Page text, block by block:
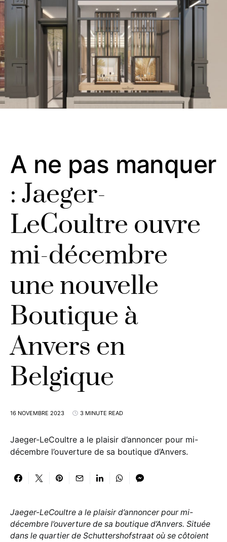
A ne pas manquer
: Jaeger-
LeCoultre ouvre
mi-décembre
une nouvelle
Boutique à
Anvers en
Belgique
16 NOVEMBRE 2023 3 MINUTE READ
Jaeger-LeCoultre a le plaisir d’annoncer pour mi-
décembre l’ouverture de sa boutique d’Anvers.
Jaeger-LeCoultre a le plaisir d’annoncer pour mi-
décembre l’ouverture de sa boutique d’Anvers. Située
dans le quartier de Schuttershofstraat où se côtoient